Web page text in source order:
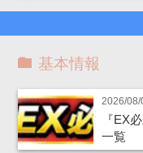
基本情報
2026/08/
『EX
一覧